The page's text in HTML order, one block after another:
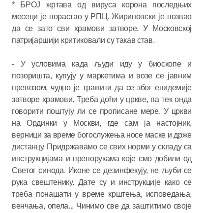
* БРОЈ жртава од вируса корона последњих
месеци је порастао у РПЦ. Жириновски је позвао
да се зато сви храмови затворе. У Московској
патријаршији критиковали су такав став.
- У условима када људи иду у биоскопе и
позоришта, купују у маркетима и возе се јавним
превозом, чудно је тражити да се због епидемије
затворе храмови. Треба доћи у цркве, па тек онда
говорити поштују ли се прописане мере. У цркви
на Ординки у Москви, где сам ја настојник,
верници за време богослужења носе маске и држе
дистанцу. Придржавамо се свих норми у складу са
инструкцијама и препорукама које смо добили од
Светог синода. Иконе се дезинфекују, не љуби се
рука свештенику. Дате су и инструкције како се
треба понашати у време крштења, исповедања,
венчања, опела... Чинимо све да заштитимо своје